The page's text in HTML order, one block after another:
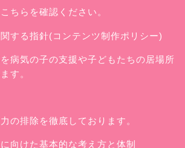
ちらを確認ください。
する指針(コンテンツ制作ポリシー)
病気の子の支援や子どもたちの居場所
す。
の排除を徹底しております。
向けた基本的な考え方と体制